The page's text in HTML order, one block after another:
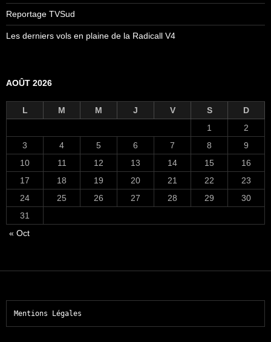
Reportage TVSud
Les derniers vols en plaine de la Radicall V4
AOÛT 2026
L M M J V S
D
1
2
3
4 5 6 7 8
9
10
11 12 13 14 15
16
17
18 19 20 21 22
23
24
25 26 27 28 29
30
31
« Oct
Mentions Légales